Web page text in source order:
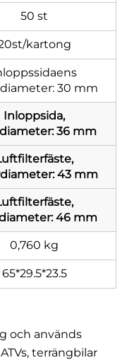
50 st
kartong
30 mm
Inloppsida,
36 mm
43 mm
46 mm
0,760 kg
65*29.5*23.5
och används
terrängbilar